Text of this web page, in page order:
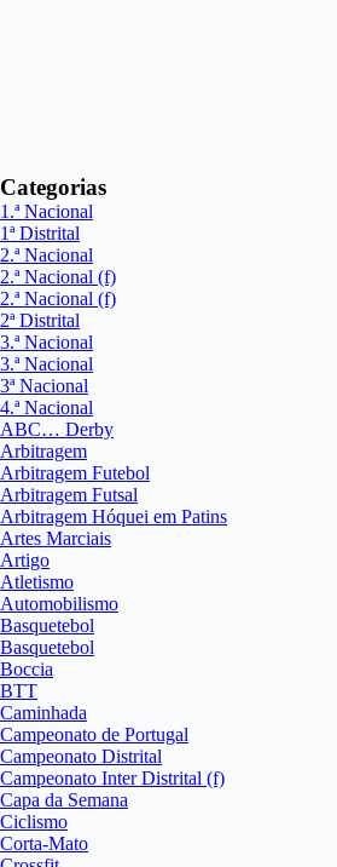
Categorias
1.ª Nacional
1ª Distrital
2.ª Nacional
2.ª Nacional (f)
2.ª Nacional (f)
2ª Distrital
3.ª Nacional
3.ª Nacional
3ª Nacional
4.ª Nacional
ABC… Derby
Arbitragem
Arbitragem Futebol
Arbitragem Futsal
Arbitragem Hóquei em Patins
Artes Marciais
Artigo
Atletismo
Automobilismo
Basquetebol
Basquetebol
Boccia
BTT
Caminhada
Campeonato de Portugal
Campeonato Distrital
Campeonato Inter Distrital (f)
Capa da Semana
Ciclismo
Corta-Mato